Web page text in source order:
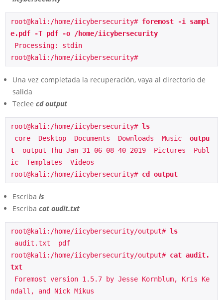
root@kali:/home/iicybersecurity# foremost -i sampl
e.pdf -T pdf -o /home/iicybersecurity
Processing: stdin
root@kali:/home/iicybersecurity#
Una vez completada la recuperación, vaya al directorio de
salida
Teclee cd output
root@kali:/home/iicybersecurity# ls
core  Desktop  Documents  Downloads  Music outpu
t
  output_Thu_Jan_31_06_08_40_2019  Pictures  Publ
ic  Templates  Videos
root@kali:/home/iicybersecurity# cd output
Escriba ls
Escriba cat audit.txt
root@kali:/home/iicybersecurity/output# ls
audit.txt  pdf
root@kali:/home/iicybersecurity/output# cat audit.
txt
ndall, and Nick Mikus